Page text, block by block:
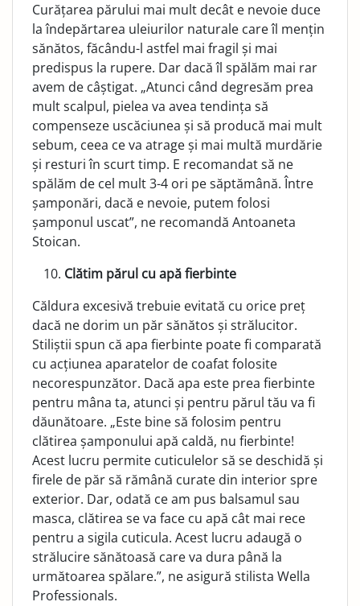
Curățarea părului mai mult decât e nevoie duce
la îndepăr­tarea uleiurilor naturale care îl mențin
sănătos, făcându-l ast­fel mai fragil și mai
predispus la rupere. Dar dacă îl spălăm mai rar
avem de câștigat. „Atunci când degresăm prea
mult scalpul, pielea va avea tendința să
compenseze uscăciu­nea și să producă mai mult
sebum, ceea ce va atrage și mai multă murdărie
și resturi în scurt timp. E recomandat să ne
spălăm de cel mult 3-4 ori pe săptămână. Între
șamponări, dacă e nevoie, putem folosi
șamponul uscat”, ne recomandă Antoaneta
Stoican.
Clătim părul cu apă fierbinte
Căldura excesivă trebuie evitată cu orice preț
dacă ne dorim un păr sănătos și strălucitor.
Stiliștii spun că apa fierbinte poate fi comparată
cu acțiunea aparatelor de coafat folosite
necorespunzător. Dacă apa este prea fier­binte
pentru mâna ta, atunci și pentru părul tău va fi
dău­nătoare. „Este bine să folosim pentru
clătirea șamponului apă caldă, nu fierbinte!
Acest lucru permite cuticulelor să se deschidă și
firele de păr să rămână curate din interior spre
exterior. Dar, odată ce am pus balsamul sau
mas­ca, clătirea se va face cu apă cât mai rece
pentru a sigila cuticula. Acest lucru adaugă o
strălucire sănătoasă care va dura până la
următoarea spălare.”, ne asigură stilista Wella
Professionals.